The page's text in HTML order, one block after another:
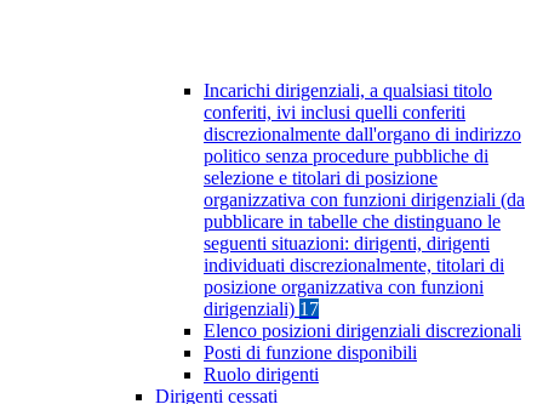
Incarichi dirigenziali, a qualsiasi titolo
conferiti, ivi inclusi quelli conferiti
discrezionalmente dall'organo di indirizzo
politico senza procedure pubbliche di
selezione e titolari di posizione
organizzativa con funzioni dirigenziali (da
pubblicare in tabelle che distinguano le
seguenti situazioni: dirigenti, dirigenti
individuati discrezionalmente, titolari di
posizione organizzativa con funzioni
dirigenziali) 17
Elenco posizioni dirigenziali discrezionali
Posti di funzione disponibili
Ruolo dirigenti
Dirigenti cessati